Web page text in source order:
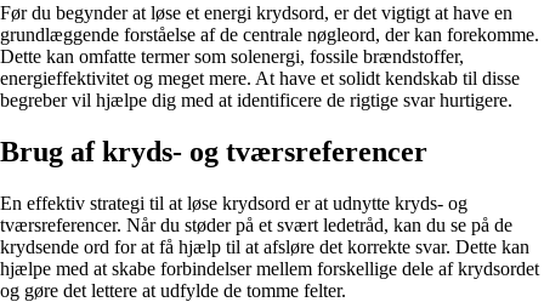
Før du begynder at løse et energi krydsord, er det vigtigt at have en
grundlæggende forståelse af de centrale nøgleord, der kan forekomme.
Dette kan omfatte termer som solenergi, fossile brændstoffer,
energieffektivitet og meget mere. At have et solidt kendskab til disse
begreber vil hjælpe dig med at identificere de rigtige svar hurtigere.
Brug af kryds- og tværsreferencer
En effektiv strategi til at løse krydsord er at udnytte kryds- og
tværsreferencer. Når du støder på et svært ledetråd, kan du se på de
krydsende ord for at få hjælp til at afsløre det korrekte svar. Dette kan
hjælpe med at skabe forbindelser mellem forskellige dele af krydsordet
og gøre det lettere at udfylde de tomme felter.